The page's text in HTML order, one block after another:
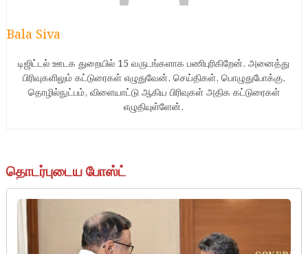
Bala Siva
டிஜிட்டல் ஊடக துறையில் 15 வருடங்களாக பணிபுரிகிறேன். அனைத்து
பிரிவுகளிலும் கட்டுரைகள் எழுதுவேன். செய்திகள், பொழுதுபோக்கு,
தொழில்நுட்பம், விளையாட்டு ஆகிய பிரிவுகள் அதிக கட்டுரைகள்
எழுதியுள்ளேன்.
தொடர்புடைய போஸ்ட்